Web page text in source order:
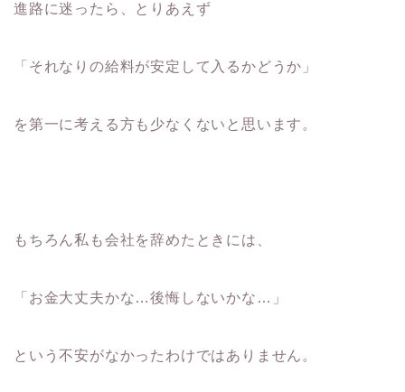
進路に迷ったら、とりあえず
「それなりの給料が安定して入るかどうか」
を第一に考える方も少なくないと思います。
もちろん私も会社を辞めたときには、
「お金大丈夫かな…後悔しないかな…」
という不安がなかったわけではありません。